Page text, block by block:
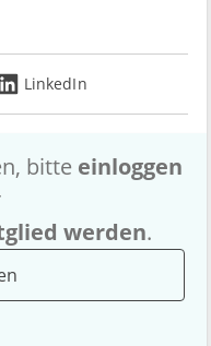
LinkedIn
bitte einloggen
werden.